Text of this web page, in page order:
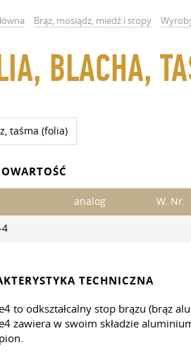
Brąz, mosiądz, miedź i stopy
BLACHA,
taśma (folia)
analog W. Nr.
4
TECHNICZNA
to odkształcalny stop brązu (brąz
zawiera w swoim składzie